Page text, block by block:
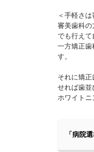
＜手軽さ
審美歯科
でも行えて
一方矯正
す。
それに矯
せれば歯並
ホワイトニ
「病院